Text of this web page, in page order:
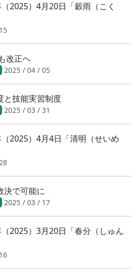
2025）4月20日「穀雨（こく
改正へ
2025 / 04 / 05
と技能実習制度
2025 / 03 / 31
2025）4月4日「清明（せいめ
決で可能に
2025 / 03 / 17
2025）3月20日「春分（しゅん